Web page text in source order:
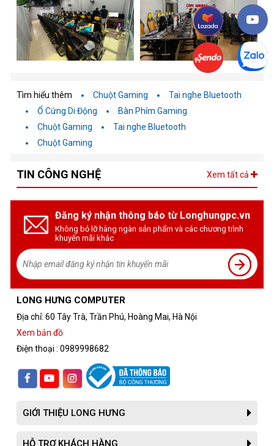
Tìm hiểu thêm Chuột Gaming
Tai nghe Bluetooth
Ổ Cứng Di Động
Bàn Phím Gaming
Chuột Gaming
Tai nghe Bluetooth
Chuột Gaming
TIN CÔNG NGHỆ Xem tất cả
Đăng ký nhận thông báo từ Longhungpc.vn
Không bỏ lỡ hàng ngàn sản phẩm và các chương trình
khuyến mãi khác
LONG HƯNG COMPUTER
Địa chỉ: 60 Tây Trà, Trần Phú, Hoàng Mai, Hà Nội
Xem bản đồ
Điện thoại : 0989998682
GIỚI THIỆU LONG HƯNG
HỖ TRỢ KHÁCH HÀNG